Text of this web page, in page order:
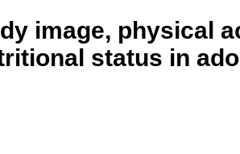
image, physical
status in